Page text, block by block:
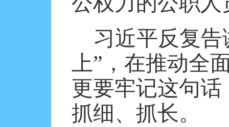
习近平反复
上”，在推动全
更要牢记这句
抓细、抓长。